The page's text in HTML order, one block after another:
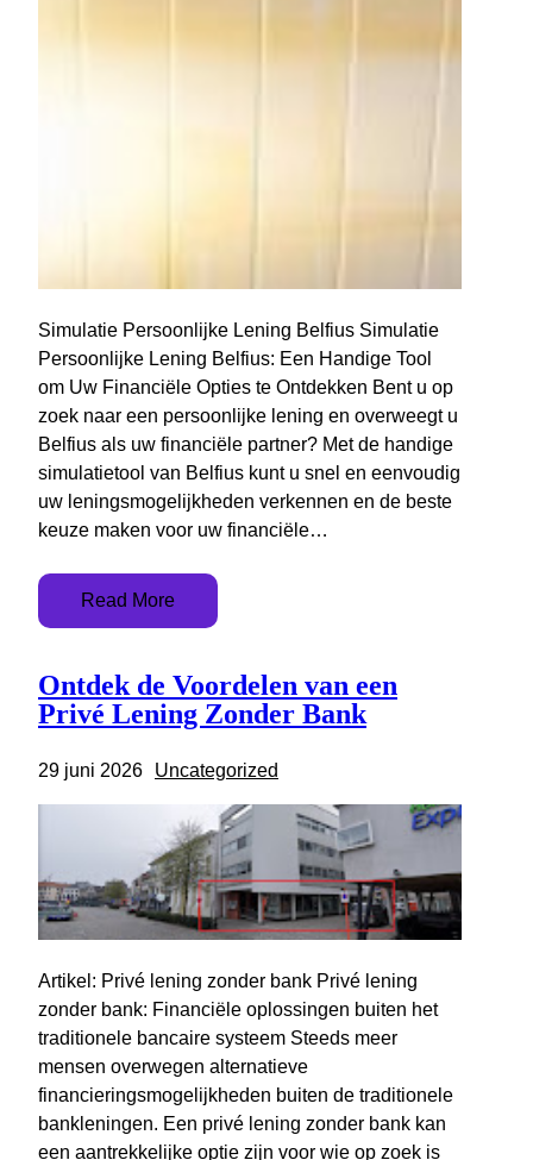
Simulatie Persoonlijke Lening Belfius Simulatie
Persoonlijke Lening Belfius: Een Handige Tool
om Uw Financiële Opties te Ontdekken Bent u op
zoek naar een persoonlijke lening en overweegt u
Belfius als uw financiële partner? Met de handige
simulatietool van Belfius kunt u snel en eenvoudig
uw leningsmogelijkheden verkennen en de beste
keuze maken voor uw financiële…
Read More
Ontdek de Voordelen van een
Privé Lening Zonder Bank
29 juni 2026 Uncategorized
Artikel: Privé lening zonder bank Privé lening
zonder bank: Financiële oplossingen buiten het
traditionele bancaire systeem Steeds meer
mensen overwegen alternatieve
financieringsmogelijkheden buiten de traditionele
bankleningen. Een privé lening zonder bank kan
een aantrekkelijke optie zijn voor wie op zoek is